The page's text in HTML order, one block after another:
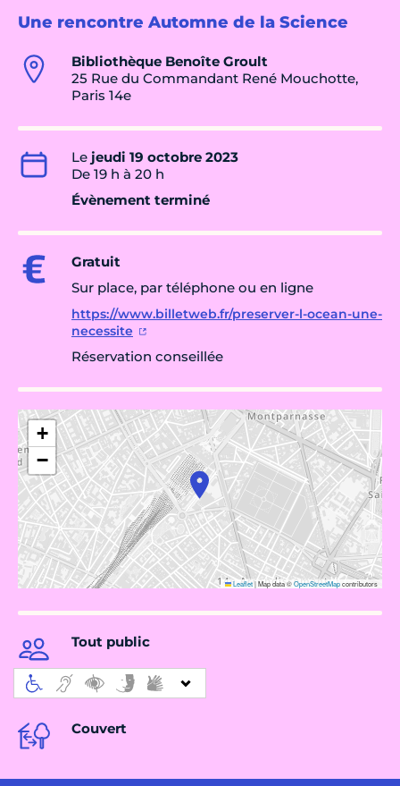
Une rencontre Automne de la Science
Bibliothèque Benoîte Groult
25 Rue du Commandant René Mouchotte,
Paris 14e
Le jeudi 19 octobre 2023
De 19 h à 20 h
Évènement terminé
Gratuit
Sur place, par téléphone ou en ligne
https://www.billetweb.fr/preserver-l-ocean-une-
necessite
Réservation conseillée
+
−
Leaflet|Map data ©OpenStreetMapcontributors
Tout public
Couvert